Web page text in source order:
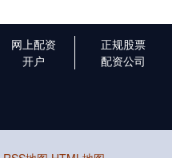
网上配资
开户
正规股票
配资公司